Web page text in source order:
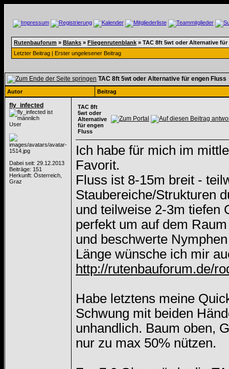
Rutenbauforum » Blanks » Fliegenrutenblank » TAC 8ft 5wt oder Alternative
Letzter Beitrag | Erster ungelesener Beitrag
TAC 8ft 5wt oder Alternative für engen Fluss
Autor Beitrag
fly_infected
User
Dabei seit: 29.12.2013
Beiträge: 151
Herkunft: Österreich,
Graz
TAC 8ft
5wt oder
Alternative
für engen
Fluss
Ich habe für mich im
Favorit.
Fluss ist 8-15m breit -
Staubereiche/Strukturen
und teilweise 2-3m tiefen
perfekt um auf dem
und beschwerte
Länge wünsche ich mir
http://rutenbauforum.de/
Habe letztens meine
Schwung mit beiden
unhandlich. Baum oben,
nur zu max 50% nützen.